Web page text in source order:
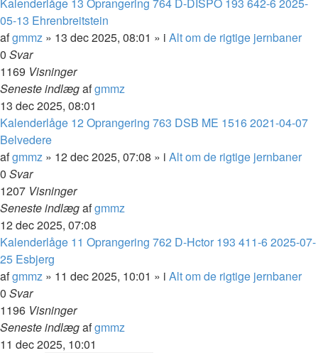
05-13 Ehrenbreitstein
afgmmz » 13 dec 2025, 08:01 » i Alt om de rigtige jernbaner
0 Svar
1169 Visninger
Seneste indlægafgmmz
13 dec 2025, 08:01
Kalenderlåge 12 Oprangering 763 DSB ME 1516 2021-04-07
Belvedere
afgmmz » 12 dec 2025, 07:08 » i Alt om de rigtige jernbaner
0 Svar
1207 Visninger
Seneste indlægafgmmz
12 dec 2025, 07:08
Kalenderlåge 11 Oprangering 762 D-Hctor 193 411-6 2025-07-
25 Esbjerg
afgmmz » 11 dec 2025, 10:01 » i Alt om de rigtige jernbaner
0 Svar
1196 Visninger
Seneste indlægafgmmz
11 dec 2025, 10:01